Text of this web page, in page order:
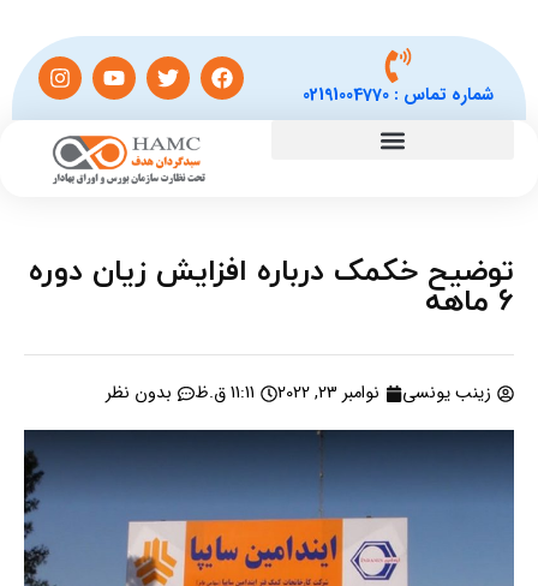
شماره تماس :02191004770
توضیح خکمک درباره افزایش زیان دوره
6 ماهه
زینب یونسی نوامبر 23, 2022 11:11 ق.ظ بدون نظر